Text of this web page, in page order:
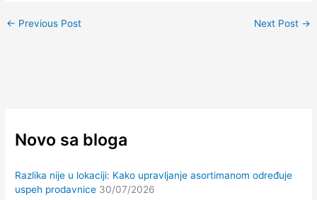
← Previous Post Next Post →
Novo sa bloga
Razlika nije u lokaciji: Kako upravljanje asortimanom određuje
uspeh prodavnice 30/07/2026